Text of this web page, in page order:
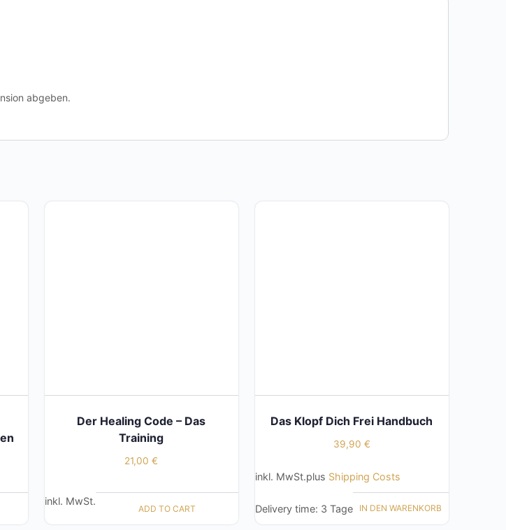
abgeben.
Der Healing Code – Das
Training
21,00€
inkl. MwSt.
ADD TO CART
Das Klopf Dich Frei Handbuch
39,90 €
inkl. MwSt.plus Shipping Costs
Delivery time: 3 Tage IN DEN WARENKORB